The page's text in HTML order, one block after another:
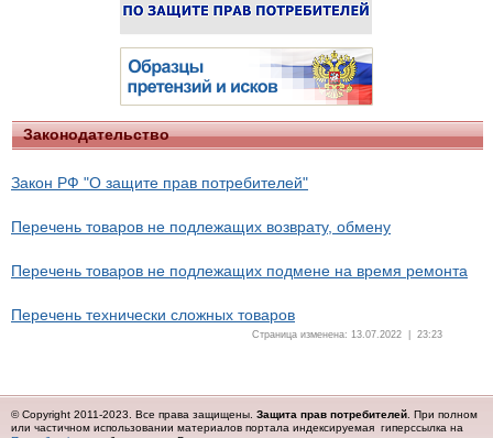
Законодательство
Закон РФ "О защите прав потребителей"
Перечень товаров не подлежащих возврату, обмену
Перечень товаров не подлежащих подмене на время ремонта
Перечень технически сложных товаров
Страница изменена: 13.07.2022 | 23:23
© Copyright 2011-2023. Все права защищены. Защита прав потребителей . При полном
или частичном использовании материалов портала индексируемая гиперссылка на